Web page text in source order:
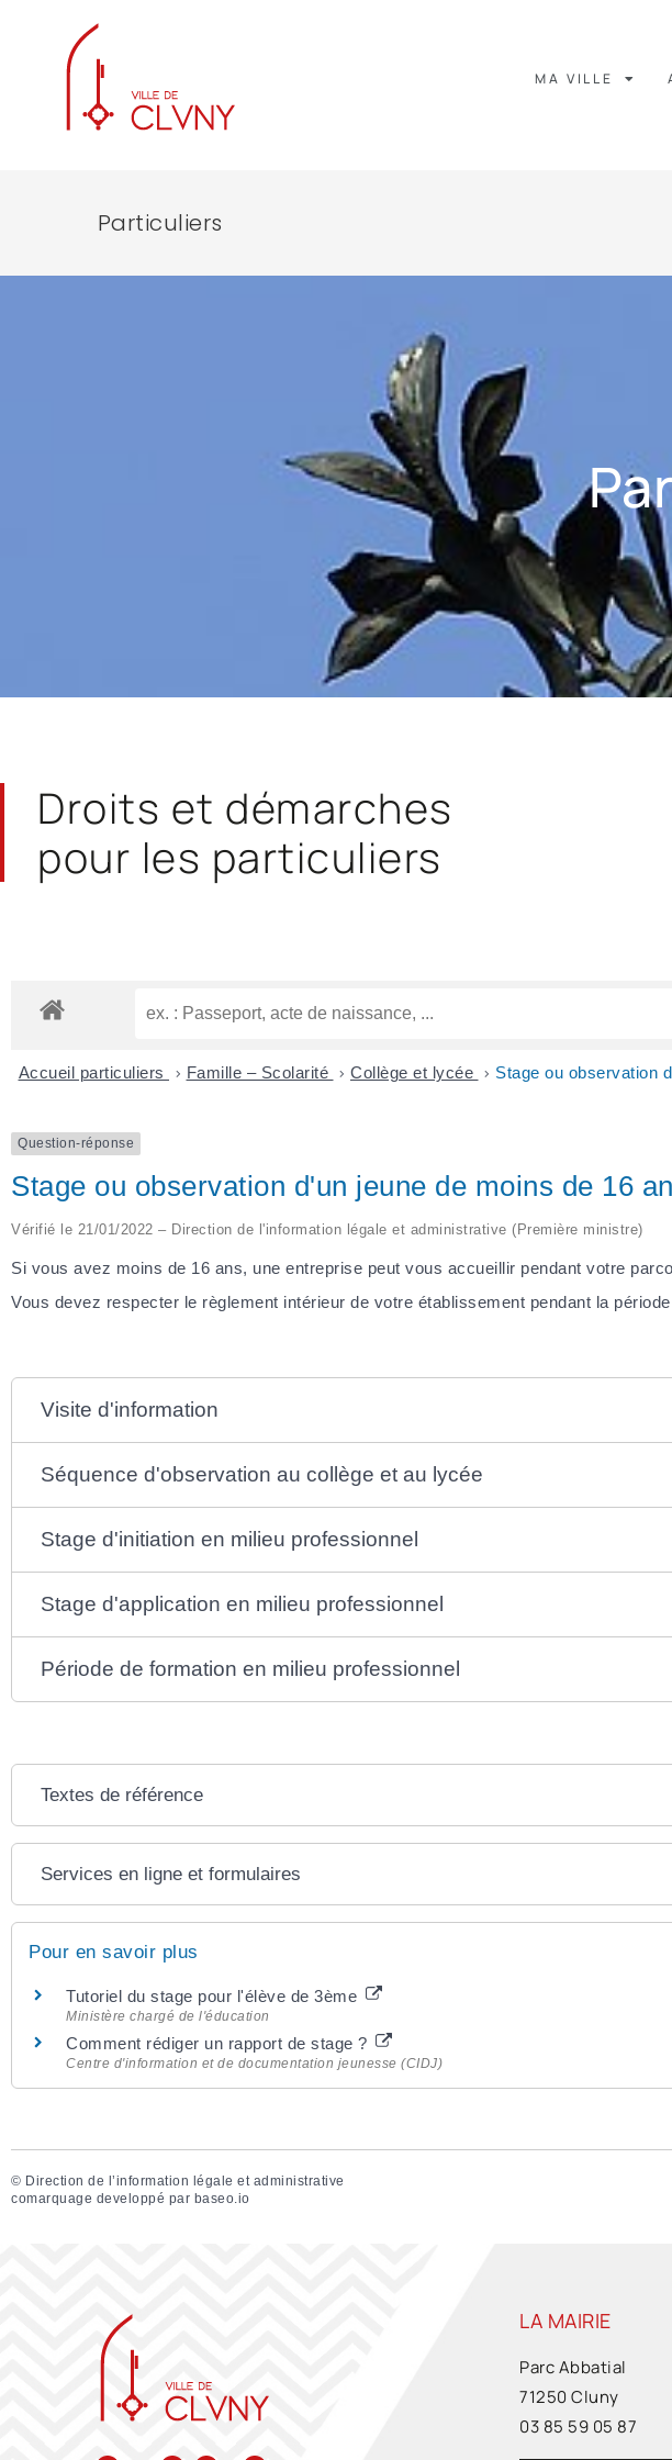
MA VILLE
Particuliers
Droits et démarches
pour les particuliers
Accueil particuliers > Famille – Scolarité > Collège et lycée > Stage ou observation
Question-réponse
Stage ou observation d'un jeune de moins de 16
Vérifié le 21/01/2022 – Direction de l'information légale et administrative (Première ministre)
Si vous avez moins de 16 ans, une entreprise peut vous accueillir pendant votre
Vous devez respecter le règlement intérieur de votre établissement pendant la
Visite d'information
Séquence d'observation au collège et au lycée
Stage d'initiation en milieu professionnel
Stage d'application en milieu professionnel
Période de formation en milieu professionnel
Textes de référence
Services en ligne et formulaires
Pour en savoir plus
Tutoriel du stage pour l'élève de 3ème
Ministère chargé de l'éducation
Comment rédiger un rapport de stage ?
Centre d'information et de documentation jeunesse (CIDJ)
© Direction de l’information légale et administrative
comarquage developpé par baseo.io
LA MAIRIE
Parc Abbatial
71250 Cluny
03 85 59 05 87